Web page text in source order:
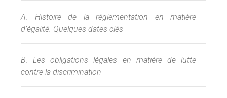
A. Histoire de la réglementation en matière
d’égalité. Quelques dates clés
B. Les obligations légales en matière de lutte
contre la discrimination